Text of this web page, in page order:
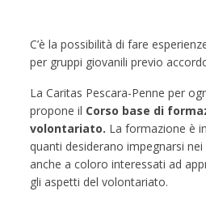
C’è la possibilità di fare
per gruppi giovanili previo
La Caritas Pescara-Penne per
propone il Corso base di
volontariato. La formazione è
quanti desiderano impegnarsi
anche a coloro interessati ad
gli aspetti del volontariato.